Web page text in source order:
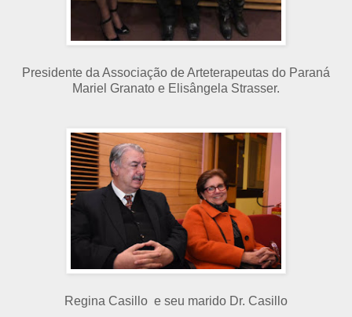
Presidente da Associação de Arteterapeutas do Paraná
Mariel Granato e Elisângela Strasser.
Regina Casillo e seu marido Dr. Casillo